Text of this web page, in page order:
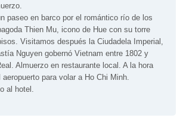
paseo en barco por el romántico río de los
Thien Mu, icono de Hue con su torre
Visitamos después la Ciudadela Imperial,
Nguyen gobernó Vietnam entre 1802 y
Almuerzo en restaurante local. A la hora
para volar a Ho Chi Minh.
al hotel.